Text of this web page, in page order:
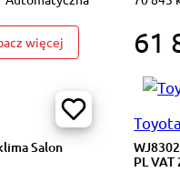
Salon PL VAT23%
więcej : GD829WE#B5 B
61
Salon
PL VAT